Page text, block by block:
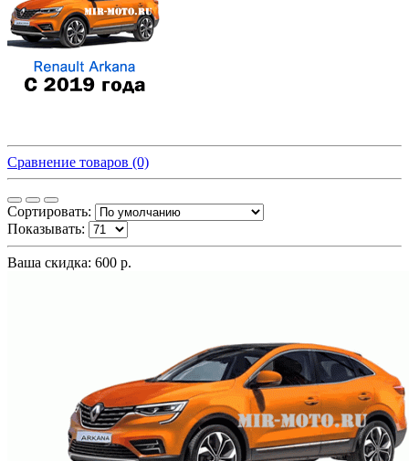
Сравнение товаров (0)
Сортировать:
Показывать:
Ваша скидка: 600 р.